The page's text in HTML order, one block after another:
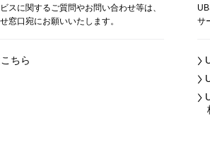
スに関するご質問やお問い合わせ等は、
窓口宛にお願いいたします。
ちら
サ